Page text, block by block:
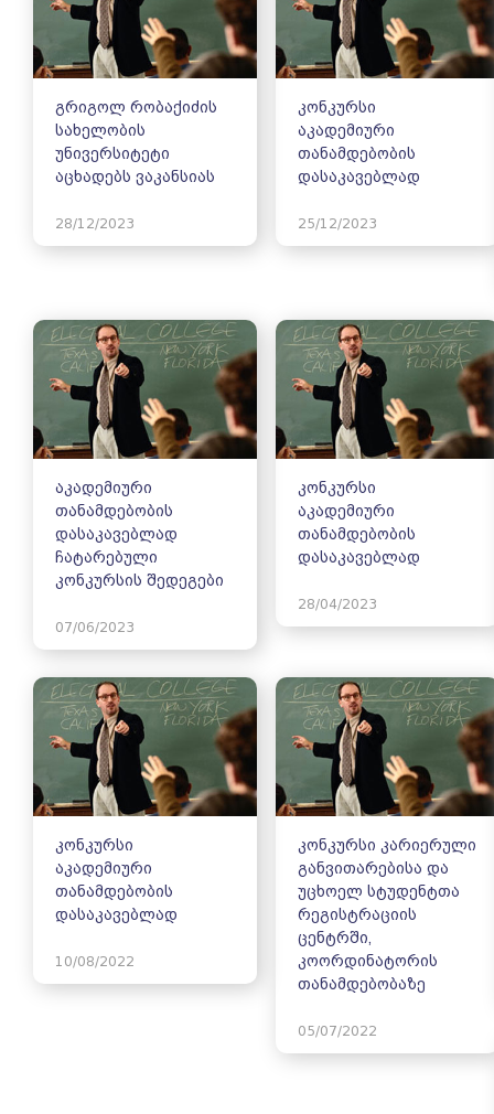
გრიგოლ რობაქიძის
სახელობის
უნივერსიტეტი
აცხადებს ვაკანსიას
28/12/2023
კონკურსი
აკადემიური
თანამდებობის
დასაკავებლად
25/12/2023
აკადემიური
თანამდებობის
დასაკავებლად
ჩატარებული
კონკურსის შედეგები
07/06/2023
კონკურსი
აკადემიური
თანამდებობის
დასაკავებლად
28/04/2023
კონკურსი
აკადემიური
თანამდებობის
დასაკავებლად
10/08/2022
კონკურსი კარიერული
განვითარებისა და
უცხოელ სტუდენტთა
რეგისტრაციის
ცენტრში,
კოორდინატორის
თანამდებობაზე
05/07/2022